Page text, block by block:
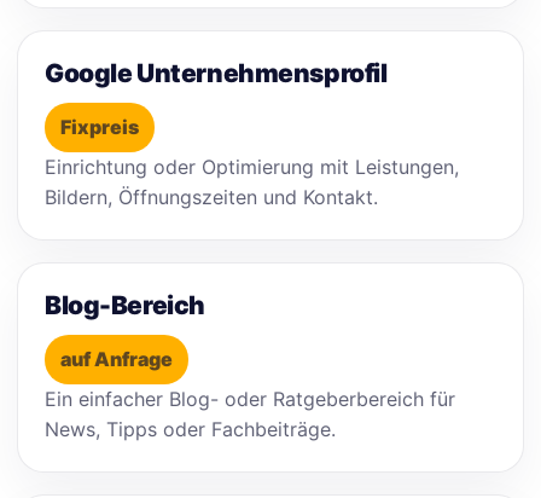
Google Unternehmensprofil
Fixpreis
Einrichtung oder Optimierung mit Leistungen,
Bildern, Öffnungszeiten und Kontakt.
Blog-Bereich
auf Anfrage
Ein einfacher Blog- oder Ratgeberbereich für
News, Tipps oder Fachbeiträge.